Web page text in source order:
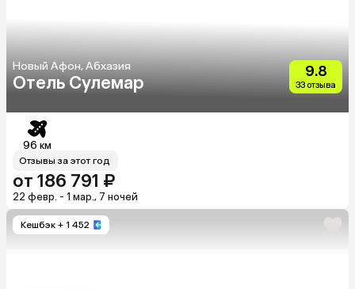
Новый Афон, Абхазия
Отель Сулемар
9.8
33 отзыва
96 км
Отзывы за этот год
от 186 791 ₽
22 февр. - 1 мар., 7 ночей
Кешбэк + 1 452